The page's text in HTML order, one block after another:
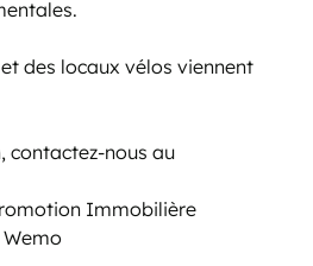
des locaux vélos viennent
contactez-nous au
Immobilière